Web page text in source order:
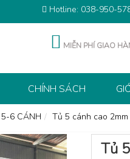
Hotline: 038-950-
MIỄN PHÍ GIAO
CHÍNH SÁCH
6 CÁNH Tủ 5 cánh cao 2mm
Tủ